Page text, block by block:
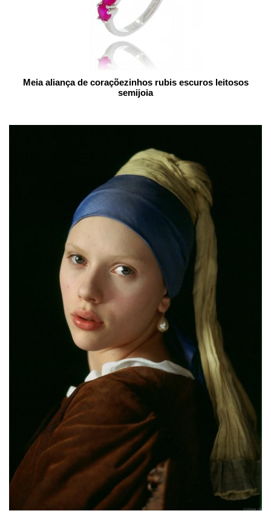
Meia aliança de coraçõezinhos rubis escuros leitosos
semijoia